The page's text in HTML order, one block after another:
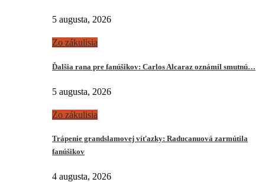
5 augusta, 2026
Zo zákulisia
Ďalšia rana pre fanúšikov: Carlos Alcaraz oznámil smutnú…
5 augusta, 2026
Zo zákulisia
Trápenie grandslamovej víťazky: Raducanuová zarmútila
fanúšikov
4 augusta, 2026